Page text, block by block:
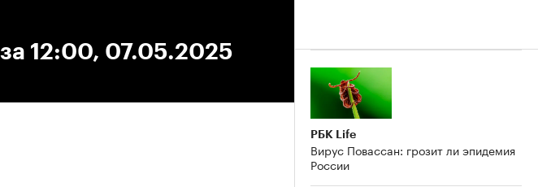
12:00, 07.05.2025
РБК Life
Вирус Повассан: грозит ли эпидемия
России